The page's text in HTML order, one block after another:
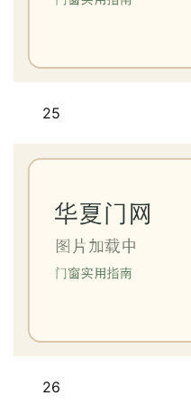
25
26